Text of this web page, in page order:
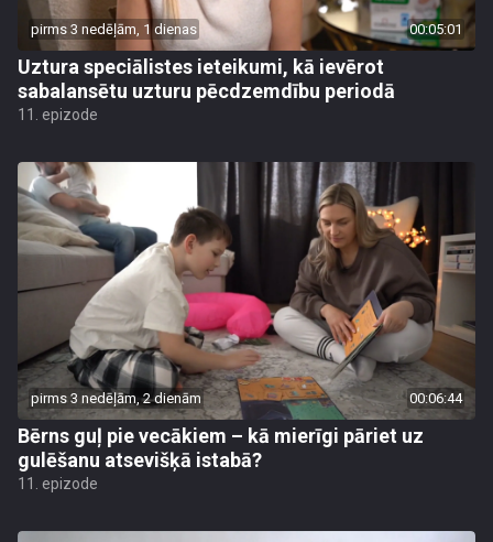
pirms 3 nedēļām, 1 dienas 00:05:01
Uztura speciālistes ieteikumi, kā ievērot
sabalansētu uzturu pēcdzemdību periodā
11. epizode
pirms 3 nedēļām, 2 dienām 00:06:44
Bērns guļ pie vecākiem – kā mierīgi pāriet uz
gulēšanu atsevišķā istabā?
11. epizode